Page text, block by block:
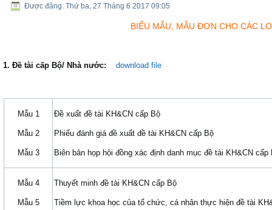
Được đăng: Thứ ba, 27 Tháng 6 2017 09:05
BIỂU MẪU, MẪU ĐƠN CHO CÁC
1. Đề tài cấp Bộ/ Nhà nước: download file
Mẫu 1
Mẫu 2
Mẫu 3
Đề xuất đề tài KH&CN cấp Bộ
Phiếu đánh giá đề xuất đề tài KH&CN cấp Bộ
Biên bản họp hội đồng xác định danh mục đề tài KH&CN cấp
Mẫu 4
Mẫu 5
Thuyết minh đề tài KH&CN cấp Bộ
Tiềm lực khoa học của tổ chức, cá nhân thực hiện đề tài